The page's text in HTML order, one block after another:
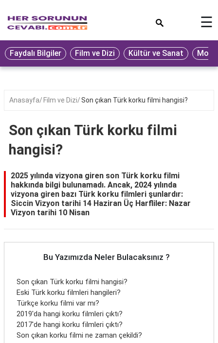
Eğitim
Ekonomi
Seyahat
Oyun
Yaşam
Hukuk
Blog
☰
Faydalı Bilgiler Film ve Dizi Kültür ve Sanat
Anasayfa Film ve Dizi Son çıkan Türk korku filmi hangisi?
Son çıkan Türk korku filmi
hangisi?
2025 yılında vizyona giren son Türk korku filmi
hakkında bilgi bulunamadı. Ancak, 2024 yılında
vizyona giren bazı Türk korku filmleri şunlardır:
Siccin Vizyon tarihi 14 Haziran Üç Harfliler: Nazar
Vizyon tarihi 10 Nisan
Bu Yazımızda Neler Bulacaksınız ?
Son çıkan Türk korku filmi hangisi?
Eski Türk korku filmleri hangileri?
Türkçe korku filmi var mı?
2019'da hangi korku filmleri çıktı?
2017'de hangi korku filmleri çıktı?
Son çıkan korku filmi ne zaman çekildi?